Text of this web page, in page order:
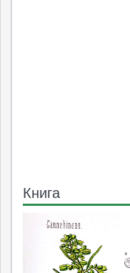
Книга